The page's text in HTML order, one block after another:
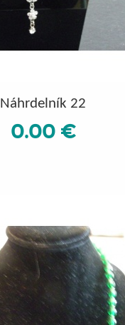
Náhrdelník 22
0.00 €